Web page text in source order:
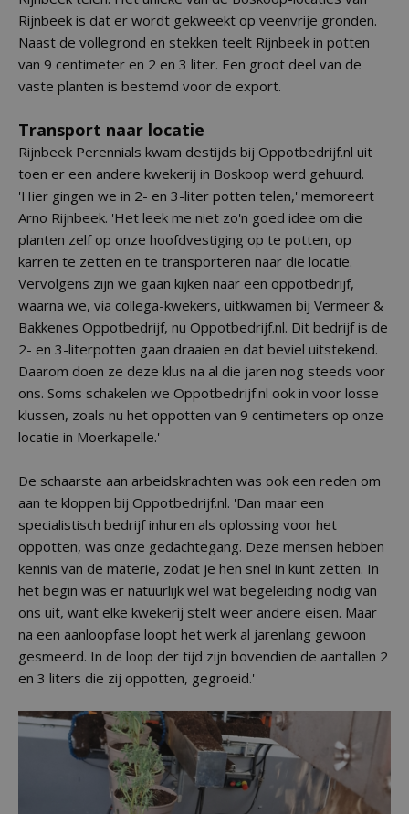
Rijnbeek is dat er wordt gekweekt op veenvrije gronden.
Naast de vollegrond en stekken teelt Rijnbeek in potten
van 9 centimeter en 2 en 3 liter. Een groot deel van de
vaste planten is bestemd voor de export.
Transport naar locatie
Rijnbeek Perennials kwam destijds bij Oppotbedrijf.nl uit
toen er een andere kwekerij in Boskoop werd gehuurd.
'Hier gingen we in 2- en 3-liter potten telen,' memoreert
Arno Rijnbeek. 'Het leek me niet zo'n goed idee om die
planten zelf op onze hoofdvestiging op te potten, op
karren te zetten en te transporteren naar die locatie.
Vervolgens zijn we gaan kijken naar een oppotbedrijf,
waarna we, via collega-kwekers, uitkwamen bij Vermeer &
Bakkenes Oppotbedrijf, nu Oppotbedrijf.nl. Dit bedrijf is de
2- en 3-literpotten gaan draaien en dat beviel uitstekend.
Daarom doen ze deze klus na al die jaren nog steeds voor
ons. Soms schakelen we Oppotbedrijf.nl ook in voor losse
klussen, zoals nu het oppotten van 9 centimeters op onze
locatie in Moerkapelle.'
De schaarste aan arbeidskrachten was ook een reden om
aan te kloppen bij Oppotbedrijf.nl. 'Dan maar een
specialistisch bedrijf inhuren als oplossing voor het
oppotten, was onze gedachtegang. Deze mensen hebben
kennis van de materie, zodat je hen snel in kunt zetten. In
het begin was er natuurlijk wel wat begeleiding nodig van
ons uit, want elke kwekerij stelt weer andere eisen. Maar
na een aanloopfase loopt het werk al jarenlang gewoon
gesmeerd. In de loop der tijd zijn bovendien de aantallen 2
en 3 liters die zij oppotten, gegroeid.'